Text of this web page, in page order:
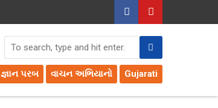
જ્ઞાન પરબ વાચન અભિયાનો Gujarati